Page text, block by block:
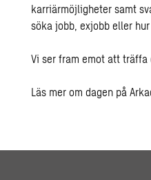
karriärmöjligheter samt
söka jobb, exjobb eller
Vi ser fram emot att träffa
Läs mer om dagen på